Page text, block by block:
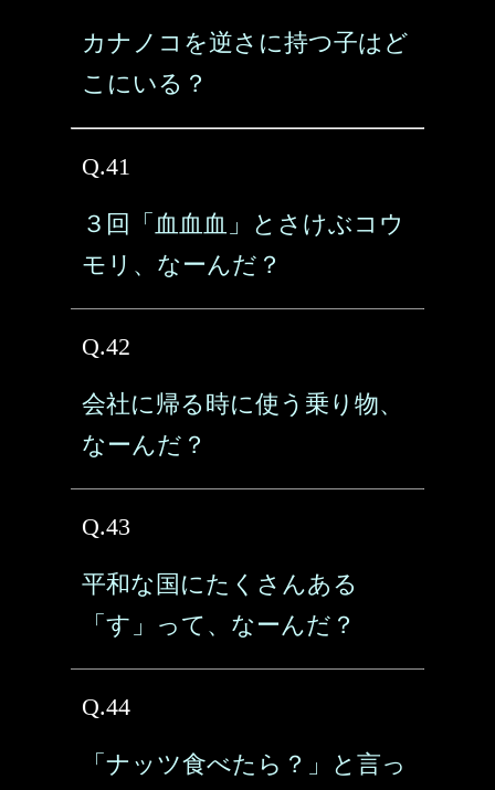
カナノコを逆さに持つ子はど
こにいる？
Q.41
３回「血血血」とさけぶコウ
モリ、なーんだ？
Q.42
会社に帰る時に使う乗り物、
なーんだ？
Q.43
平和な国にたくさんある
「す」って、なーんだ？
Q.44
「ナッツ食べたら？」と言っ